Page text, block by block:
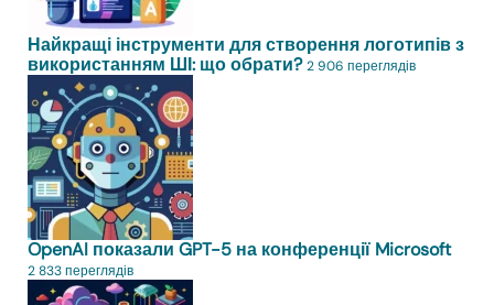
Найкращі інструменти для створення логотипів з
використанням ШІ: що обрати? 2 906 переглядів
OpenAI показали GPT-5 на конференції Microsoft
2 833 переглядів